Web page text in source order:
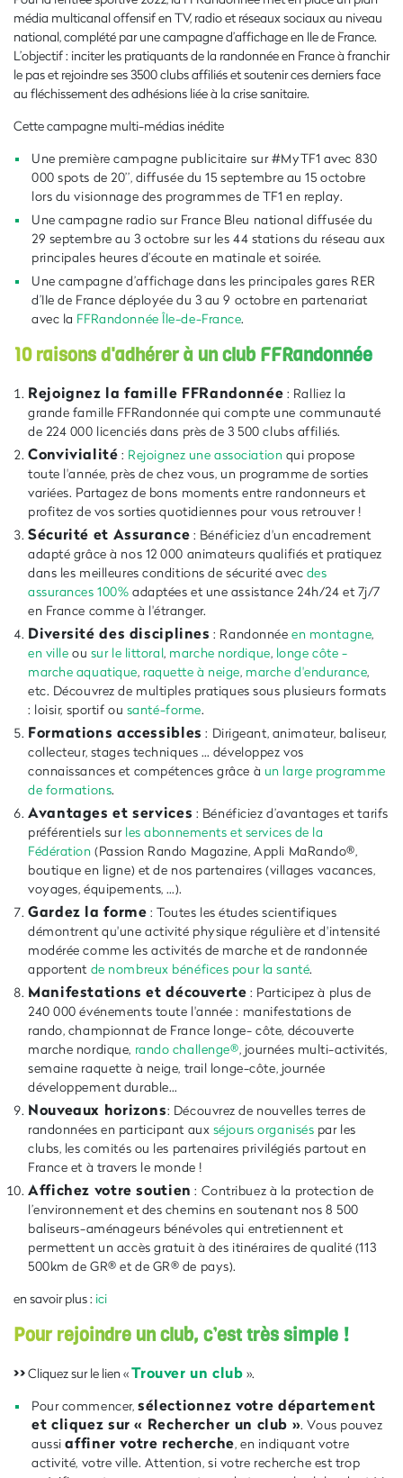
média multicanal offensif en TV, radio et réseaux sociaux au niveau
national, complété par une campagne d’affichage en Ile de France.
L’objectif : inciter les pratiquants de la randonnée en France à franchir
le pas et rejoindre ses 3500 clubs affiliés et soutenir ces derniers face
au fléchissement des adhésions liée à la crise sanitaire.
Cette campagne multi-médias inédite
Une première campagne publicitaire sur #MyTF1 avec 830
000 spots de 20’’, diffusée du 15 septembre au 15 octobre
lors du visionnage des programmes de TF1 en replay.
Une campagne radio sur France Bleu national diffusée du
29 septembre au 3 octobre sur les 44 stations du réseau aux
principales heures d’écoute en matinale et soirée.
Une campagne d’affichage dans les principales gares RER
d’IIe de France déployée du 3 au 9 octobre en partenariat
avec la FFRandonnée Île-de-France.
10 raisons d'adhérer à un club FFRandonnée
Rejoignez la famille FFRandonnée : Ralliez la
grande famille FFRandonnée qui compte une communauté
de 224 000 licenciés dans près de 3 500 clubs affiliés.
Convivialité : Rejoignez une association qui propose
toute l'année, près de chez vous, un programme de sorties
variées. Partagez de bons moments entre randonneurs et
profitez de vos sorties quotidiennes pour vous retrouver !
Sécurité et Assurance : Bénéficiez d'un encadrement
adapté grâce à nos 12 000 animateurs qualifiés et pratiquez
dans les meilleures conditions de sécurité avec des
assurances 100% adaptées et une assistance 24h/24 et 7j/7
en France comme à l'étranger.
Diversité des disciplines : Randonnéeen montagne,
en ville ou sur le littoral, marche nordique, longe côte -
marche aquatique, raquette à neige, marche d'endurance,
etc. Découvrez de multiples pratiques sous plusieurs formats
: loisir, sportif ou santé-forme.
Formations accessibles : Dirigeant, animateur, baliseur,
collecteur, stages techniques … développez vos
connaissances et compétences grâce à un large programme
de formations.
Avantages et services : Bénéficiez d’avantages et tarifs
préférentiels sur les abonnements et services de la
Fédération (Passion Rando Magazine, Appli MaRando®,
boutique en ligne) et de nos partenaires (villages vacances,
voyages, équipements, …).
Gardez la forme : Toutes les études scientifiques
démontrent qu'une activité physique régulière et d'intensité
modérée comme les activités de marche et de randonnée
apportent de nombreux bénéfices pour la santé.
Manifestations et découverte : Participez à plus de
240 000 événements toute l'année : manifestations de
rando, championnat de France longe- côte, découverte
marche nordique, rando challenge®, journées multi-activités,
semaine raquette à neige, trail longe-côte, journée
développement durable…
Nouveaux horizons: Découvrez de nouvelles terres de
randonnées en participant aux séjours organisés par les
clubs, les comités ou les partenaires privilégiés partout en
France et à travers le monde !
Affichez votre soutien : Contribuez à la protection de
l’environnement et des chemins en soutenant nos 8 500
baliseurs-aménageurs bénévoles qui entretiennent et
permettent un accès gratuit à des itinéraires de qualité (113
500km de GR® et de GR® de pays).
en savoir plus : ici
Pour rejoindre un club, c’est très simple !
>>Cliquez sur le lien «Trouver un club ».
Pour commencer, sélectionnez votre département
et cliquez sur « Rechercher un club ». Vous pouvez
aussiaffiner votre recherche, en indiquant votre
activité, votre ville. Attention, si votre recherche est trop